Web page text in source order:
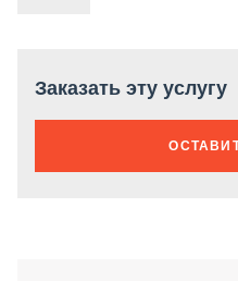
Заказать эту услугу